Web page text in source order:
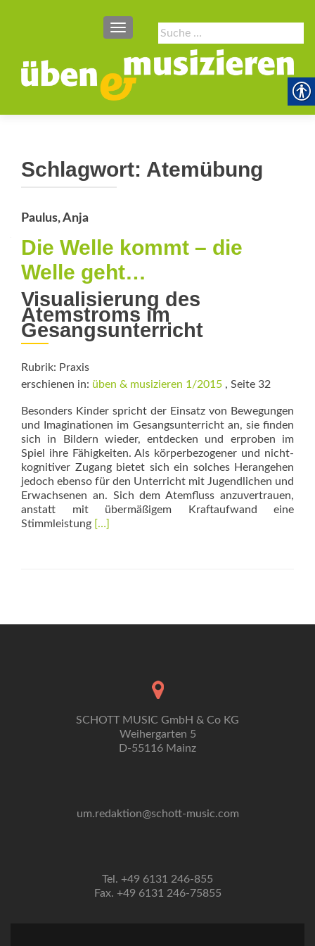
Suche
nach:
SCHALTE NAVIGATION
Schlagwort: Atemübung
Paulus, Anja
Die Welle kommt – die
Welle geht…
Visualisierung des
Atemstroms im
Gesangsunterricht
Rubrik: Praxis
erschienen in: üben & musizieren 1/2015 , Seite 32
Besonders Kinder spricht der Einsatz von Be­wegungen
und Imaginationen im Gesangsunterricht an, sie finden
sich in Bildern wieder, entdecken und erproben im
Spiel ihre Fähigkeiten. Als körperbezogener und nicht-
kognitiver Zugang bietet sich ein solches Herangehen
jedoch ebenso für den Unterricht mit Jugendlichen und
Erwachsenen an. Sich dem Atemfluss anzuvertrauen,
anstatt mit übermäßigem Kraftaufwand eine
Stimmleistung Read
[…]
SCHOTT MUSIC GmbH & Co KG
Weihergarten 5
D-55116 Mainz
um.redaktion@schott-music.com
Tel. +49 6131 246-855
Fax. +49 6131 246-75855